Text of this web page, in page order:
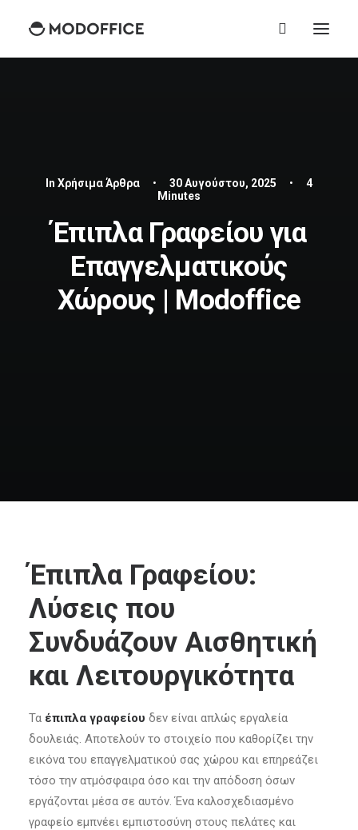
In Χρήσιμα Άρθρα • 30 Αυγούστου, 2025 •
4
Minutes
Έπιπλα Γραφείου για
Επαγγελματικούς
Χώρους | Modoffice
Έπιπλα Γραφείου:
Λύσεις που
Συνδυάζουν Αισθητική
και Λειτουργικότητα
Τα έπιπλα γραφείου δεν είναι απλώς εργαλεία
δουλειάς. Αποτελούν το στοιχείο που καθορίζει την
εικόνα του επαγγελματικού σας χώρου και επηρεάζει
τόσο την ατμόσφαιρα όσο και την απόδοση όσων
εργάζονται μέσα σε αυτόν. Ένα καλοσχεδιασμένο
γραφείο εμπνέει εμπιστοσύνη στους πελάτες και